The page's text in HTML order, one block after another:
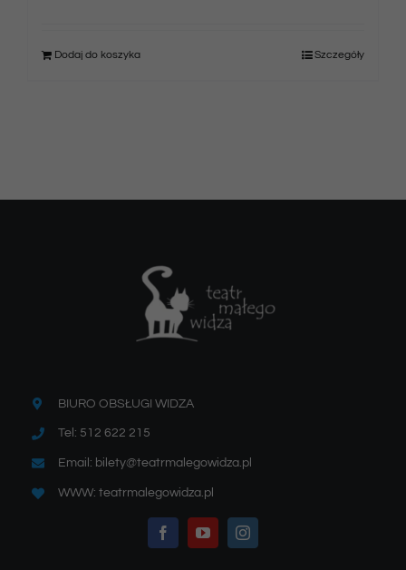
Dodaj do koszyka Szczegóły
BIURO OBSŁUGI WIDZA
Tel: 512 622 215
Email: bilety@teatrmalegowidza.pl
WWW: teatrmalegowidza.pl